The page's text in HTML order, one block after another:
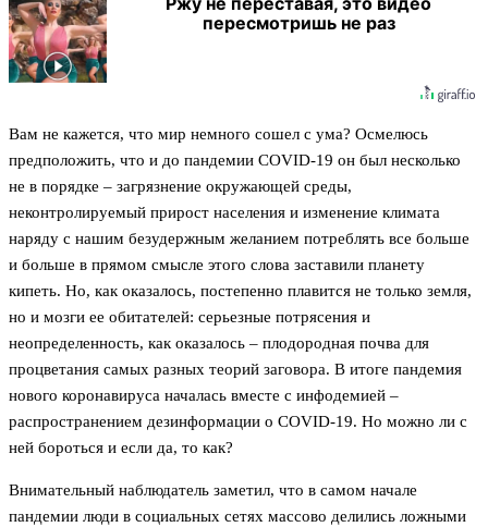
пересмотришь не раз
Вам не кажется, что мир немного сошел с ума? Осмелюсь
предположить, что и до пандемии COVID-19 он был несколько
не в порядке – загрязнение окружающей среды,
неконтролируемый прирост населения и изменение климата
наряду с нашим безудержным желанием потреблять все больше
и больше в прямом смысле этого слова заставили планету
кипеть. Но, как оказалось, постепенно плавится не только земля,
но и мозги ее обитателей: серьезные потрясения и
неопределенность, как оказалось – плодородная почва для
процветания самых разных теорий заговора. В итоге пандемия
нового коронавируса началась вместе с инфодемией –
распространением дезинформации о COVID-19. Но можно ли с
ней бороться и если да, то как?
Внимательный наблюдатель заметил, что в самом начале
пандемии люди в социальных сетях массово делились ложными